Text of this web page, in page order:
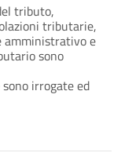
tributo,
tributarie,
amministrativo e
sono
irrogate ed